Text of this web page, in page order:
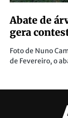
Abate de
gera
Foto de Nuno
de Fevereiro, o